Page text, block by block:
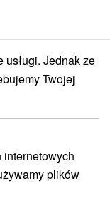
pobyt w uzdrowisku
w
Jednak ze
Twojej
plików